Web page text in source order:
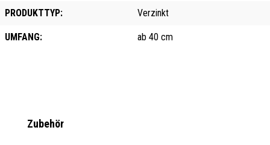
PRODUKTTYP: Verzinkt
UMFANG: ab 40 cm
Produktgalerie überspringen
Zubehör